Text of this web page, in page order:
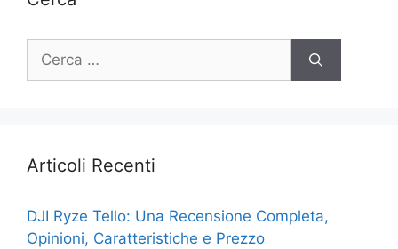
Ricerca
Articoli Recenti
DJI Ryze Tello: Una Recensione Completa,
Opinioni, Caratteristiche e Prezzo